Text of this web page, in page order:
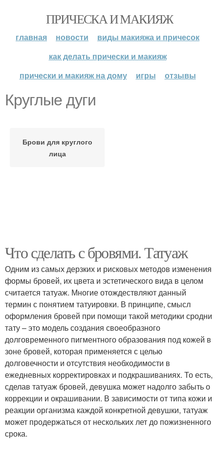
ПРИЧЕСКА И МАКИЯЖ
главная новости
виды макияжа и причесок
как делать прически и макияж
прически и макияж на дому
игры отзывы
Круглые дуги
Брови для круглого
лица
Что сделать с бровями. Татуаж
Одним из самых дерзких и рисковых методов изменения
формы бровей, их цвета и эстетического вида в целом
считается татуаж. Многие отождествляют данный
термин с понятием татуировки. В принципе, смысл
оформления бровей при помощи такой методики сродни
тату – это модель создания своеобразного
долговременного пигментного образования под кожей в
зоне бровей, которая применяется с целью
долговечности и отсутствия необходимости в
ежедневных корректировках и подкрашиваниях. То есть,
сделав татуаж бровей, девушка может надолго забыть о
коррекции и окрашивании. В зависимости от типа кожи и
реакции организма каждой конкретной девушки, татуаж
может продержаться от нескольких лет до пожизненного
срока.